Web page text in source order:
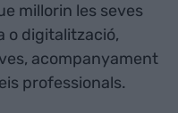
millorin les seves
o digitalització,
acompanyament
professionals.